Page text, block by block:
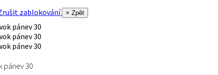
zablokování
× Zpět
pánev 30